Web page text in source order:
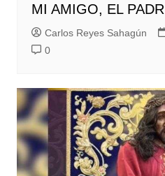
MI AMIGO, EL
Carlos Reyes Sahagún
0